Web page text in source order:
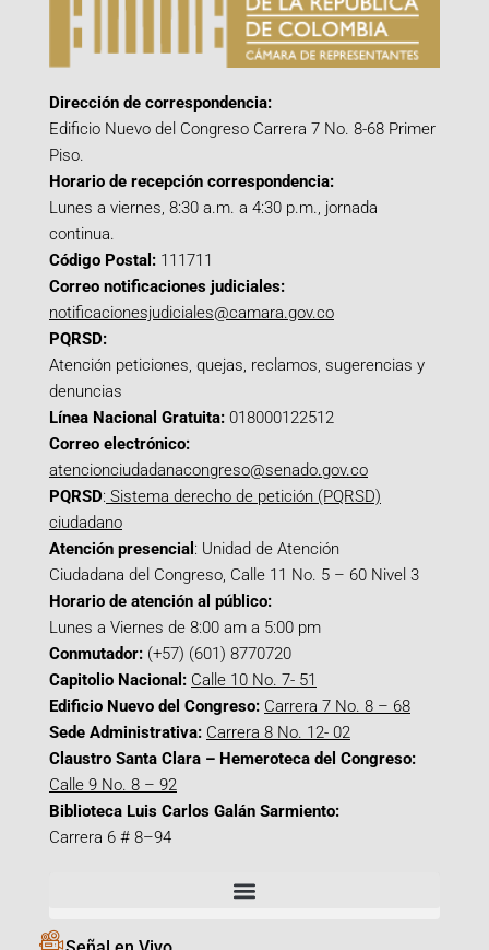
Dirección de correspondencia:
Edificio Nuevo del Congreso Carrera 7 No. 8-68 Primer
Piso.
Horario de recepción correspondencia:
Lunes a viernes, 8:30 a.m. a 4:30 p.m., jornada
continua.
Código Postal: 111711
Correo notificaciones judiciales:
notificacionesjudiciales@camara.gov.co
PQRSD:
Atención peticiones, quejas, reclamos, sugerencias y
denuncias
Línea Nacional Gratuita: 018000122512
Correo electrónico:
atencionciudadanacongreso@senado.gov.co
PQRSD: Sistema derecho de petición (PQRSD)
ciudadano
Atención presencial : Unidad de Atención
Ciudadana del Congreso, Calle 11 No. 5 – 60 Nivel 3
Horario de atención al público:
Lunes a Viernes de 8:00 am a 5:00 pm
Conmutador: (+57) (601) 8770720
Capitolio Nacional: Calle 10 No. 7- 51
Edificio Nuevo del Congreso: Carrera 7 No. 8 – 68
Sede Administrativa: Carrera 8 No. 12- 02
Claustro Santa Clara – Hemeroteca del Congreso:
Calle 9 No. 8 – 92
Biblioteca Luis Carlos Galán Sarmiento:
Carrera 6 # 8–94